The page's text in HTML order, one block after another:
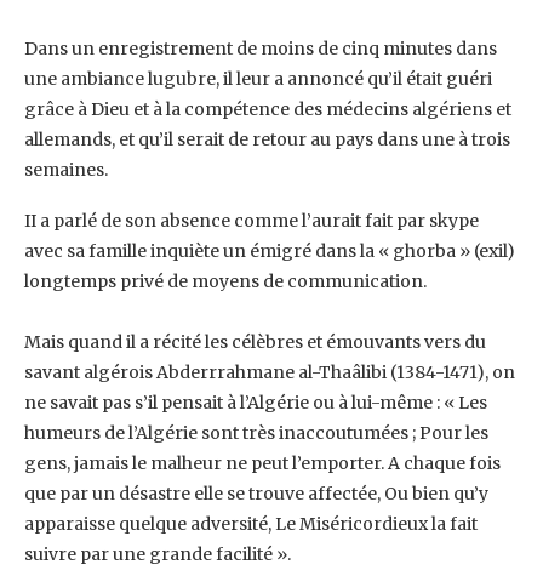
Dans un enregistrement de moins de cinq minutes dans
une ambiance lugubre, il leur a annoncé ‎qu’il était guéri
grâce à Dieu et à la compétence des médecins algériens et
allemands, et qu’il serait ‎de retour au pays dans une à trois
semaines. ‎
II a parlé de son absence comme l’aurait fait par skype
avec sa famille inquiète un émigré dans la ‎‎« ghorba » (exil)
longtemps privé de moyens de communication.
Mais quand il a récité les célèbres et émouvants vers du
savant algérois Abderrrahmane al-Thaâlibi ‎‎(1384-1471), on
ne savait pas s’il pensait à l’Algérie ou à lui-même : « Les
humeurs de l’Algérie sont ‎très inaccoutumées ; Pour les
gens, jamais le malheur ne peut l’emporter. A chaque fois
que par un ‎désastre elle se trouve affectée, Ou bien qu’y
apparaisse quelque adversité, Le Miséricordieux la fait
‎suivre par une grande facilité ».‎